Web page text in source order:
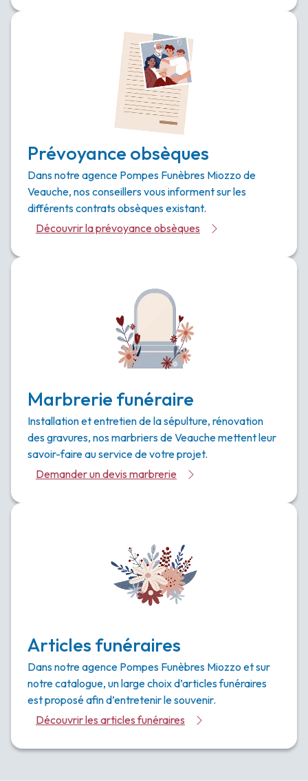
Prévoyance obsèques
Dans notre agence Pompes Funèbres Miozzo de
Veauche, nos conseillers vous informent sur les
différents contrats obsèques existant.
Découvrir la prévoyance obsèques
Marbrerie funéraire
Installation et entretien de la sépulture, rénovation
des gravures, nos marbriers de Veauche mettent leur
savoir-faire au service de votre projet.
Demander un devis marbrerie
Articles funéraires
Dans notre agence Pompes Funèbres Miozzo et sur
notre catalogue, un large choix d’articles funéraires
est proposé afin d’entretenir le souvenir.
Découvrir les articles funéraires